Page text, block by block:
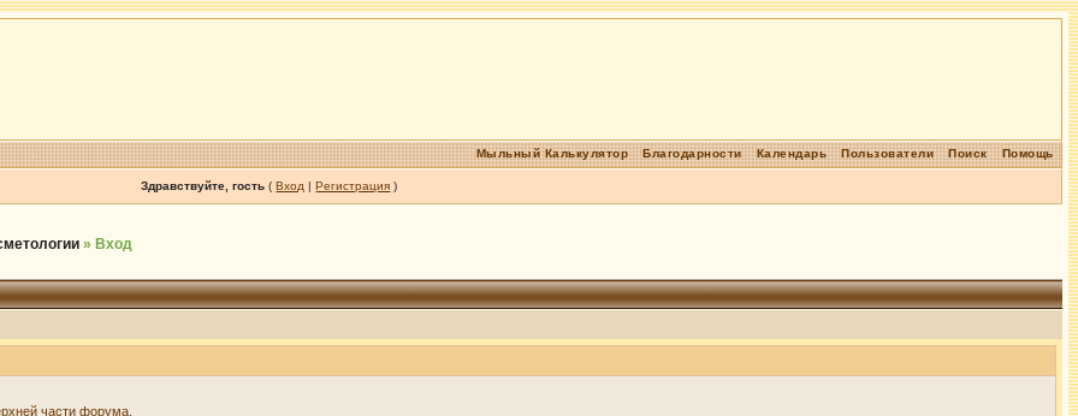
Помощь
Поиск
Пользователи
Календарь
Благодарности
Мыльный Калькулятор
Здравствуйте, гость (Вход |Регистрация )
» Вход
части форума.